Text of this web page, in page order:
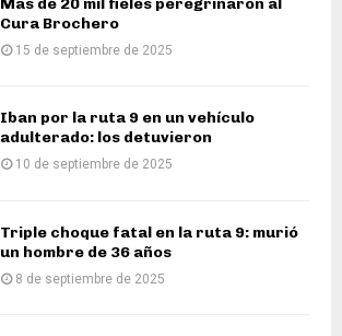
Más de 20 mil fieles peregrinaron al
Cura Brochero
15 de septiembre de 2025
Iban por la ruta 9 en un vehículo
adulterado: los detuvieron
10 de septiembre de 2025
Triple choque fatal en la ruta 9: murió
un hombre de 36 años
8 de septiembre de 2025